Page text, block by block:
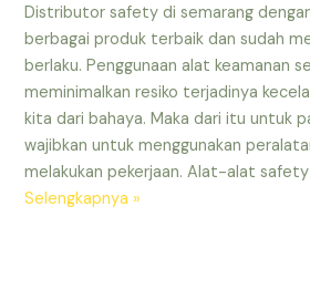
Distributor safety di semarang
berbagai produk terbaik dan sudah
berlaku. Penggunaan alat keamanan
meminimalkan resiko terjadinya
kita dari bahaya. Maka dari itu untuk
wajibkan untuk menggunakan
melakukan pekerjaan. Alat-alat
Distributor
Selengkapnya »